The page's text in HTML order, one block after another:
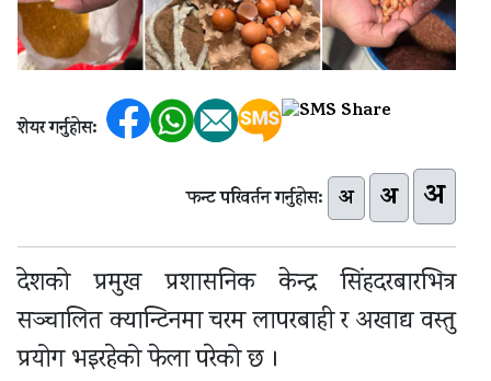
शेयर गर्नुहोस:
फन्ट परिवर्तन गर्नुहोस: अ अ अ
देशको प्रमुख प्रशासनिक केन्द्र सिंहदरबारभित्र
सञ्चालित क्यान्टिनमा चरम लापरबाही र अखाद्य वस्तु
प्रयोग भइरहेको फेला परेको छ ।